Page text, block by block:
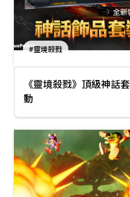
#靈境殺戮
《靈境殺戮》頂級神話
動